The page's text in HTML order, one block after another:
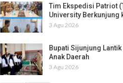
Tim Ekspedisi Patriot
University Berkunjung
3 Agu 2026
Bupati Sijunjung
Anak Daerah
3 Agu 2026